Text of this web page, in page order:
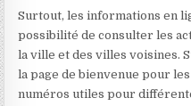
Surtout, les informations en
possibilité de consulter les
la ville et des villes voisines.
la page de bienvenue pour
numéros utiles pour